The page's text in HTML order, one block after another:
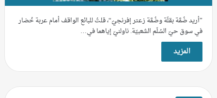
”أريد ضُمَّة بقلَة وضُمَّة زعتر إفرنجيّ“، قلتُ للبائع الواقف أمام عربة خُضار
في سوق حيّ السُلَم الشعبيّة. ناولنيّ إياهما في…
المزيد